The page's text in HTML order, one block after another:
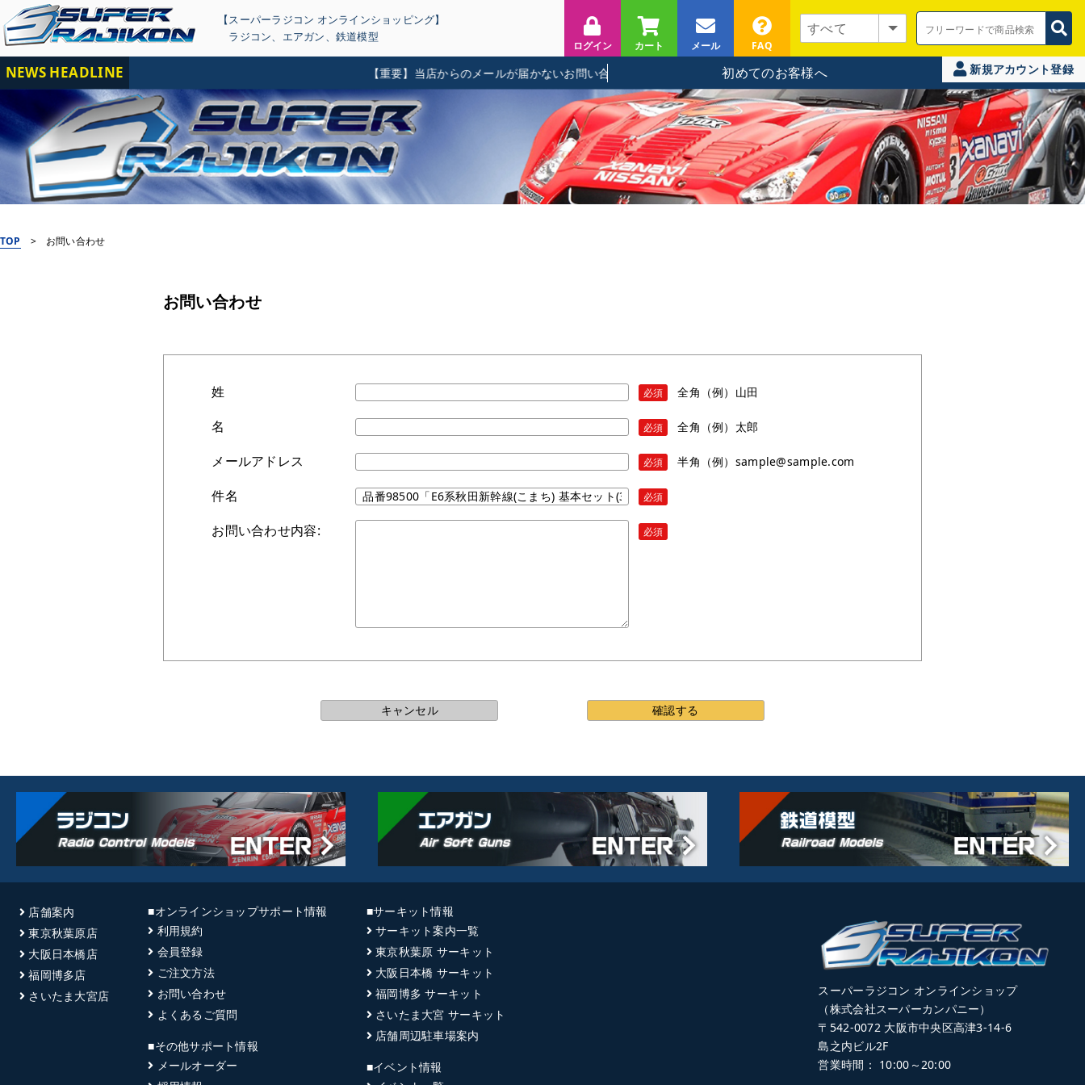
【スーパーラジコン オンラインショッピング】
ラジコン、 エアガン、 鉄道模型
ログイン カート メール FAQ
NEWS HEADLINE 【重要】当店からのメールが届かないお問い合わせに関して 初めてのお客様へ 新規アカウント登録
TOP > お問い合わせ
お問い合わせ
姓 必須 全角（例）山田
名 必須 全角（例）太郎
メールアドレス 必須 半角（例）sample@sample.com
件名 必須
お問い合わせ内容: 必須
店舗案内
東京秋葉原店
大阪日本橋店
福岡博多店
さいたま大宮店
■オンラインショップサポート情報
利用規約
会員登録
ご注文方法
お問い合わせ
よくあるご質問
■その他サポート情報
メールオーダー
■サーキット情報
サーキット案内一覧
東京秋葉原 サーキット
大阪日本橋 サーキット
福岡博多 サーキット
さいたま大宮 サーキット
店舗周辺駐車場案内
■イベント情報
スーパーラジコン オンラインショップ
（株式会社スーパーカンパニー）
〒542-0072 大阪市中央区高津3-14-6
島之内ビル2F
営業時間： 10:00～20:00